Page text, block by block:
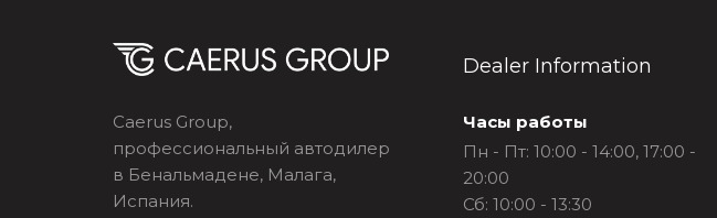
Caerus Group,
профессиональный автодилер
в Бенальмадене, Малага,
Испания.
Dealer Information
Часы работы
Пн - Пт: 10:00 - 14:00, 17:00 -
20:00
Сб: 10:00 - 13:30